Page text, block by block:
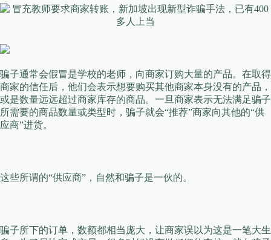
骗子通常会假冒是学校的老师，向商家订购大量的产品。在取得
商家的信任后，他们会表示想要购买其他商家本身没有的产品，
或是数量远远超过商家库存的商品。一旦商家表示无法满足骗子
所需要的商品数量或类型时，骗子就会“推荐”商家向其他的“供
应商”进货。
这些所谓的“供应商”，自然和骗子是一伙的。
骗子所下的订单，数额都相当庞大，让商家误以为这是一笔大生